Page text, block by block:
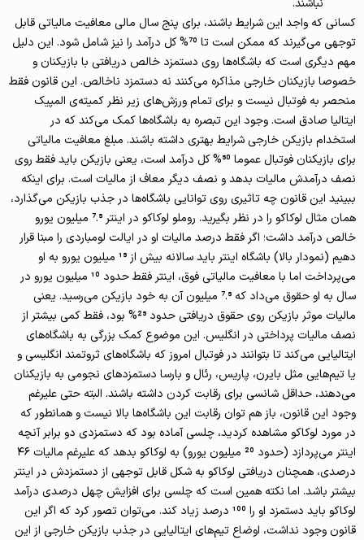
نباشند.
کسانی که واجد این شرایط باشند، برای پنج سال مالی معافیت مالیاتی قابل
توجهی می‌گیرند که ممکن است تا 70% کل درآمد را نیز شامل شود. این دلیل
مهم دیگری است که باشگاه‌ها روی دستمزد خالص دریافتی با بازیکنان و
خصوصا بازیکنان خارجی مذاکره می‌کنند نه دستمزد ناخالص. این قانون فقط
منحصر به فوتبال نیست و برای تمام ورزش‌های زیر نظر کمیته‌ی المپیک
ایتالیا صادق است. وجود این تبصره به باشگاه‌ها کمک می‌کند که در
استخدام بازیکن خارجی شرایط بهتری داشته باشند. مبلغ معافیت مالیاتی
برای بازیکنان فوتبال عموما 50% کل درآمد است، یعنی بازیکن باید فقط روی
نصف درآمدش مالیات بدهد و نصف دیگر معاف از مالیات است. برای اینکه
ببینید این قانون چه تاثیری روی توانایی باشگاه‌ها در جذب بازیکن می‌گذارد،
همان مثال لوکاکو را در نظر بگیرید. روملو لوکاکو در اینتر 7.5 میلیون یورو
خالص درآمد داشت؛ اگر فقط درصد مالیات او در ایالت لومباردی را مبنا قرار
دهیم (نمودار بالا) باشگاه اینتر باید سالانه بیش از 15 میلیون یورو به او
می‌پرداخت اما با معافیت مالیاتی فوق، اینتر فقط حدود 10 میلیون یورو در
سال به او حقوق می‌داد که 7.5 میلیون آن به خود بازیکن می‌رسید. یعنی
مالیات موثر بازیکن روی حقوق دریافتی حدود 25% بود، فقط کمی بیشتر از
نصف مالیات پرداختی در انگلیس. این موضوع کمک بزرگی به باشگاه‌های
ایتالیایی می‌کند تا بتوانند در فوتبال امروز که باشگاه‌های ثروتمند انگلیسی و
یا تیم‌هایی مثل بایرن، پاریس، رئال و بارسا دستمزدهای نجومی به بازیکنان
می‌دهند، حداقل شانسی برای رقابت کردن داشته باشند. البته حتی علیرغم
وجود این قانون، باز هم توان رقابت این باشگاه‌ها بالا نیست و همانطور که
در مورد لوکاکو مشاهده کردید، چلسی آماده بود که دستمزدی دو برابر آنچه
اینتر می‌پردازد (حدود 20 میلیون یورو) به لوکاکو بدهد که علیرغم مالیات ۴۶
درصدی، همچنان دریافتی لوکاکو به شکل قابل توجهی از دستمزدش در اینتر
بیشتر باشد. اما نکته همین است که چلسی برای افزایش چهل درصدی درآمد
لوکاکو باید دستمزد او را 100 درصد زیاد کند. می‌توان تصور کرد که اگر این
قانون وجود نداشت، اوضاع تیم‌های ایتالیایی در جذب بازیکن خارجی از این